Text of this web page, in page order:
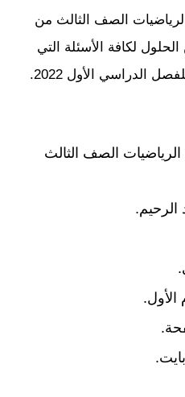
الصف الثالث من
لكافة الأسئلة التي
الدراسي الأول 2022.
الصف الثالث
الرحيم.
الأول.